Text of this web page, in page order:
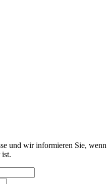
und wir informieren Sie, wenn